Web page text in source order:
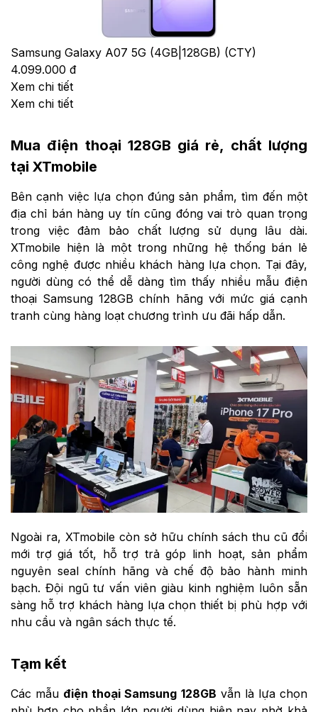
Samsung Galaxy A07 5G (4GB|128GB) (CTY)
4.099.000 đ
Xem chi tiết
Xem chi tiết
Mua điện thoại 128GB giá rẻ, chất lượng
tại XTmobile
Bên cạnh việc lựa chọn đúng sản phẩm, tìm đến một
địa chỉ bán hàng uy tín cũng đóng vai trò quan trọng
trong việc đảm bảo chất lượng sử dụng lâu dài.
XTmobile hiện là một trong những hệ thống bán lẻ
công nghệ được nhiều khách hàng lựa chọn. Tại đây,
người dùng có thể dễ dàng tìm thấy nhiều mẫu điện
thoại Samsung 128GB chính hãng với mức giá cạnh
tranh cùng hàng loạt chương trình ưu đãi hấp dẫn.
Ngoài ra, XTmobile còn sở hữu chính sách thu cũ đổi
mới trợ giá tốt, hỗ trợ trả góp linh hoạt, sản phẩm
nguyên seal chính hãng và chế độ bảo hành minh
bạch. Đội ngũ tư vấn viên giàu kinh nghiệm luôn sẵn
sàng hỗ trợ khách hàng lựa chọn thiết bị phù hợp với
nhu cầu và ngân sách thực tế.
Tạm kết
Các mẫu điện thoại Samsung 128GB vẫn là lựa chọn